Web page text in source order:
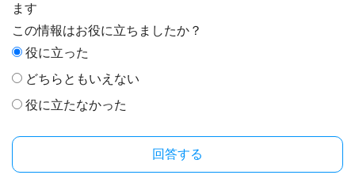
ます
この情報はお役に立ちましたか？
役に立った
どちらともいえない
役に立たなかった